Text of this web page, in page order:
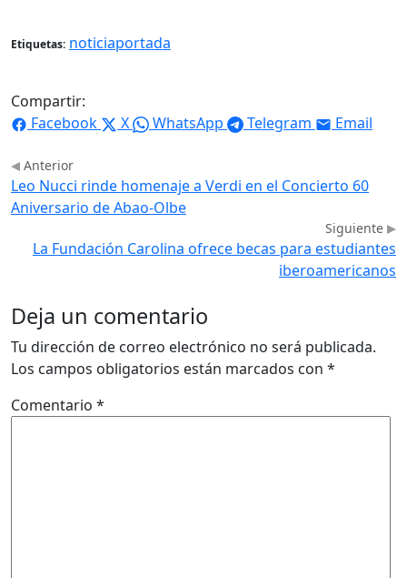
Etiquetas: noticiaportada
Compartir:
Facebook
X WhatsApp Telegram Email
Anterior
Leo Nucci rinde homenaje a Verdi en el Concierto 60
Aniversario de Abao-Olbe
Siguiente
La Fundación Carolina ofrece becas para estudiantes
iberoamericanos
Deja un comentario
Tu dirección de correo electrónico no será publicada.
Los campos obligatorios están marcados con *
Comentario *